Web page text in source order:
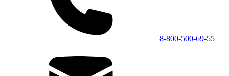
8-800-500-69-55